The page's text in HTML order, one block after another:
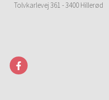
Tolvkarlevej 361 - 3400 Hillerød